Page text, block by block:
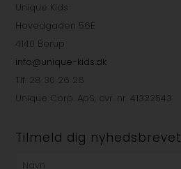
Unique Kids
Hovedgaden 56E
4140 Borup
info@unique-kids.dk
Tlf. 28 30 26 26
Unique Corp. ApS, cvr. nr. 41322543
Tilmeld dig nyhedsbrevet